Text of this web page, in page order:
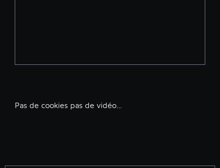
Pas de cookies pas de vidéo…